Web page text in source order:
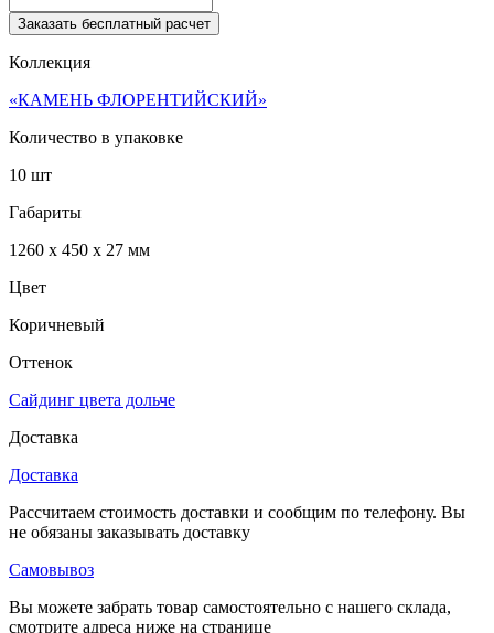
Заказать бесплатный расчет
Коллекция
«КАМЕНЬ ФЛОРЕНТИЙСКИЙ»
Количество в упаковке
10 шт
Габариты
1260 x 450 x 27 мм
Цвет
Коричневый
Оттенок
Сайдинг цвета дольче
Доставка
Доставка
Рассчитаем стоимость доставки и сообщим по телефону. Вы
не обязаны заказывать доставку
Самовывоз
Вы можете забрать товар самостоятельно с нашего склада,
смотрите адреса ниже на странице